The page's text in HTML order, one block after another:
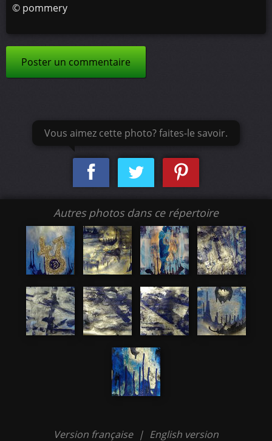
© pommery
Poster un commentaire
Vous aimez cette photo? faites-le savoir.
Autres photos dans ce répertoire
Version française | English version